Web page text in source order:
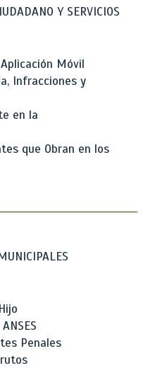
Y SERVICIOS
Móvil
Infracciones y
en la
que Obran en los
Penales